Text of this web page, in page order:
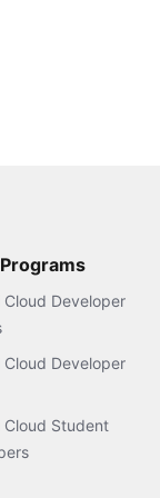
Cloud Developer
Cloud Developer
Cloud Student